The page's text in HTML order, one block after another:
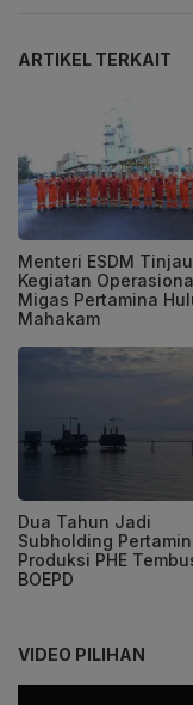
ARTIKEL TERKAIT
Menteri ESDM Tinjau
Kegiatan
Migas Pertamina
Mahakam
Dua Tahun Jadi
Subholding
Produksi PHE
BOEPD
VIDEO PILIHAN